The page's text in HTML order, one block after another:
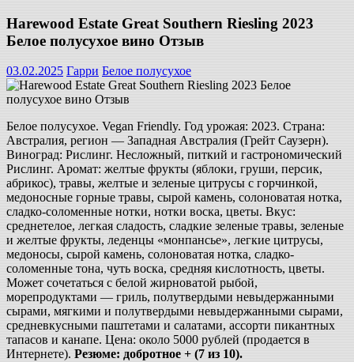
Harewood Estate Great Southern Riesling 2023
Белое полусухое вино Отзыв
03.02.2025 Гарри Белое полусухое
Белое полусухое. Vegan Friendly. Год урожая: 2023. Страна:
Австралия, регион — Западная Австралия (Грейт Саузерн).
Виноград: Рислинг. Несложный, питкий и гастрономический
Рислинг. Аромат: желтые фрукты (яблоки, груши, персик,
абрикос), травы, желтые и зеленые цитрусы с горчинкой,
медоносные горные травы, сырой камень, солоноватая нотка,
сладко-соломенные нотки, нотки воска, цветы. Вкус:
среднетелое, легкая сладость, сладкие зеленые травы, зеленые
и желтые фрукты, леденцы «монпансье», легкие цитрусы,
медоносы, сырой камень, солоноватая нотка, сладко-
соломенные тона, чуть воска, средняя кислотность, цветы.
Может сочетаться с белой жирноватой рыбой,
морепродуктами — гриль, полутвердыми невыдержанными
сырами, мягкими и полутвердыми невыдержанными сырами,
средневкусными паштетами и салатами, ассорти пикантных
тапасов и канапе. Цена: около 5000 рублей (продается в
Интернете). Резюме: добротное + (7 из 10).